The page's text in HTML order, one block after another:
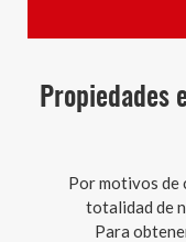
Propiedades
Por motivos de
totalidad de
Para